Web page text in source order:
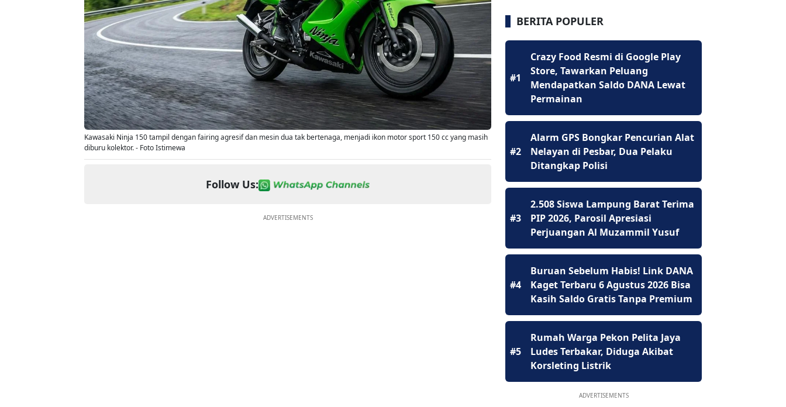
Kawasaki Ninja 150 tampil dengan fairing agresif dan mesin dua tak bertenaga, menjadi ikon motor sport 150 cc yang masih
diburu kolektor. - Foto Istimewa
Follow Us:
ADVERTISEMENTS
BERITA POPULER
#1
Crazy Food Resmi di Google Play
Store, Tawarkan Peluang
Mendapatkan Saldo DANA Lewat
Permainan
#2
Alarm GPS Bongkar Pencurian Alat
Nelayan di Pesbar, Dua Pelaku
Ditangkap Polisi
#3
2.508 Siswa Lampung Barat Terima
PIP 2026, Parosil Apresiasi
Perjuangan Al Muzammil Yusuf
#4
Buruan Sebelum Habis! Link DANA
Kaget Terbaru 6 Agustus 2026 Bisa
Kasih Saldo Gratis Tanpa Premium
#5
Rumah Warga Pekon Pelita Jaya
Ludes Terbakar, Diduga Akibat
Korsleting Listrik
ADVERTISEMENTS